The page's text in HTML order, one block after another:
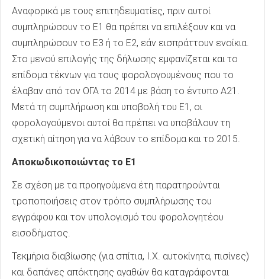
Αναφορικά με τους επιτηδευματίες, πριν αυτοί
συμπληρώσουν το Ε1 θα πρέπει να επιλέξουν και να
συμπληρώσουν το Ε3 ή το Ε2, εάν εισπράττουν ενοίκια.
Στο μενού επιλογής της δήλωσης εμφανίζεται και το
επίδομα τέκνων για τους φορολογουμένους που το
έλαβαν από τον ΟΓΑ το 2014 με βάση το έντυπο Α21.
Μετά τη συμπλήρωση και υποβολή του Ε1, οι
φορολογούμενοι αυτοί θα πρέπει να υποβάλουν τη
σχετική αίτηση για να λάβουν το επίδομα και το 2015.
Αποκωδικοποιώντας το Ε1
Σε σχέση με τα προηγούμενα έτη παρατηρούνται
τροποποιήσεις στον τρόπο συμπλήρωσης του
εγγράφου και τον υπολογισμό του φορολογητέου
εισοδήματος.
Τεκμήρια διαβίωσης (για σπίτια, Ι.Χ. αυτοκίνητα, πισίνες)
και δαπάνες απόκτησης αγαθών θα καταγράφονται